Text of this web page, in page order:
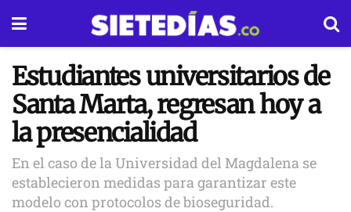
Estudiantes universitarios de
Santa Marta, regresan hoy a
la presencialidad
En el caso de la Universidad del Magdalena se
establecieron medidas para garantizar este
modelo con protocolos de bioseguridad.